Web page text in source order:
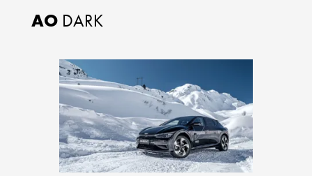
AO DARK